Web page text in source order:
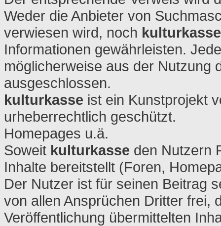
Weder die Anbieter von
verwiesen wird, noch kulturkasse
Informationen gewährleisten.
möglicherweise aus der Nutzung
ausgeschlossen.
kulturkasse ist ein Kunstprojekt
urheberrechtlich geschützt.
Homepages u.ä.
Soweit kulturkasse den Nutzern
Inhalte bereitstellt (Foren,
Der Nutzer ist für seinen Beitrag
von allen Ansprüchen Dritter frei,
Veröffentlichung übermittelten